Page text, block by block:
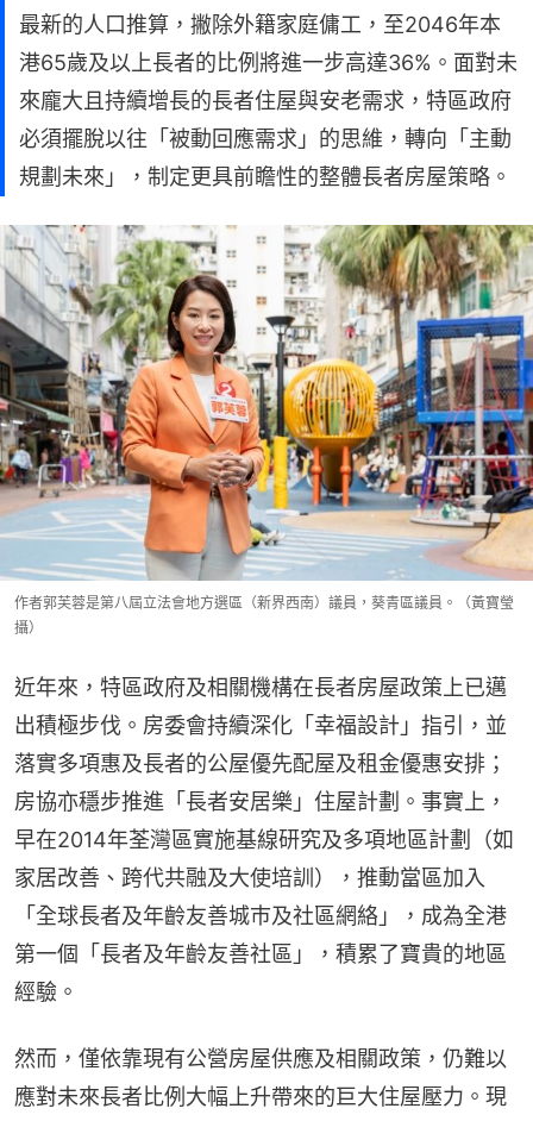
最新的人口推算，撇除外籍家庭傭工，至2046年本
港65歲及以上長者的比例將進一步高達36%。面對未
來龐大且持續增長的長者住屋與安老需求，特區政府
必須擺脫以往「被動回應需求」的思維，轉向「主動
規劃未來」，制定更具前瞻性的整體長者房屋策略。
作者郭芙蓉是第八屆立法會地方選區（新界西南）議員，葵青區議員。（黃寶瑩
攝）
近年來，特區政府及相關機構在長者房屋政策上已邁
出積極步伐。房委會持續深化「幸福設計」指引，並
落實多項惠及長者的公屋優先配屋及租金優惠安排；
房協亦穩步推進「長者安居樂」住屋計劃。事實上，
早在2014年荃灣區實施基線研究及多項地區計劃（如
家居改善、跨代共融及大使培訓），推動當區加入
「全球長者及年齡友善城巿及社區網絡」，成為全港
第一個「長者及年齡友善社區」，積累了寶貴的地區
經驗。
然而，僅依靠現有公營房屋供應及相關政策，仍難以
應對未來長者比例大幅上升帶來的巨大住屋壓力。現